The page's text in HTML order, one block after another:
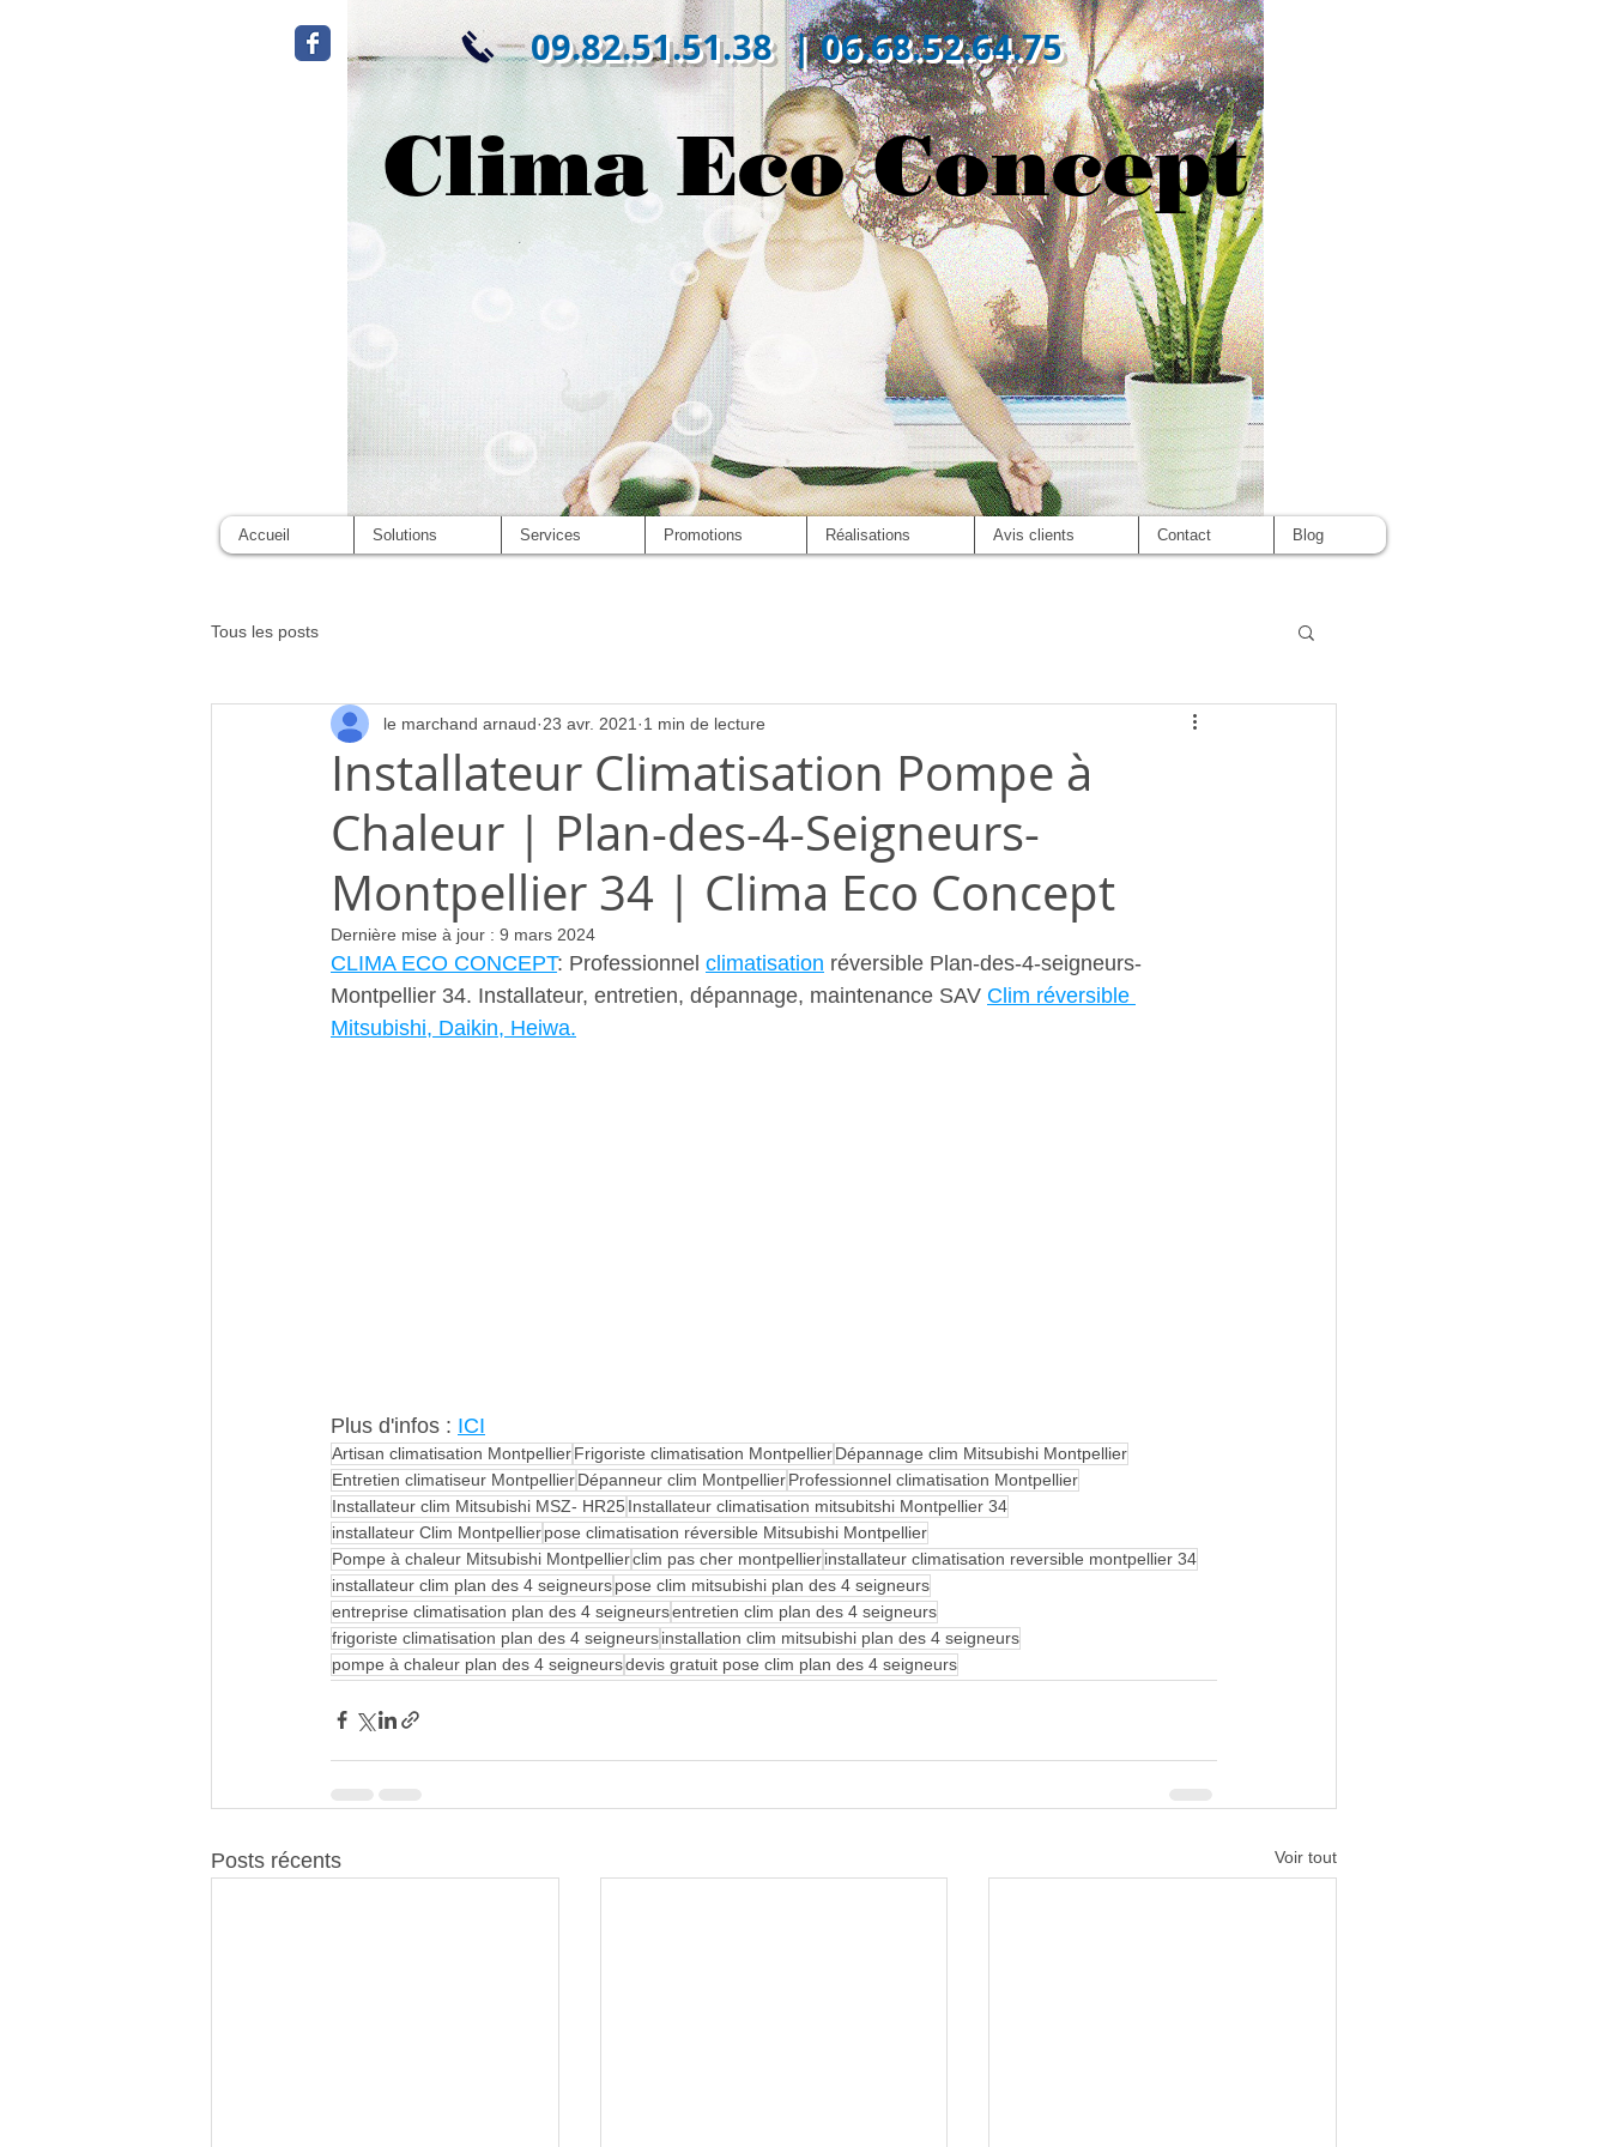
09.82.51.51.38 | 06.68.52.64.75
Clima Eco Concept
Accueil Solutions Services Promotions Réalisations Avis clients Contact Blog
Tous les posts
Installateur Climatisation Pompe à
Chaleur | Plan-des-4-Seigneurs-
Montpellier 34 | Clima Eco Concept
le marchand arnaud 23 avr. 2021 1 min de lecture
Dernière mise à jour : 9 mars 2024
CLIMA ECO CONCEPT: Professionnel climatisation réversible Plan-des-4-seigneurs-
Montpellier 34. Installateur, entretien, dépannage, maintenance SAV Clim réversible
Mitsubishi, Daikin, Heiwa.
Plus d'infos : ICI
Artisan climatisation MontpellierFrigoriste climatisation MontpellierDépannage clim Mitsubishi Montpellier
Entretien climatiseur MontpellierDépanneur clim MontpellierProfessionnel climatisation Montpellier
Installateur clim Mitsubishi MSZ- HR25Installateur climatisation mitsubitshi Montpellier 34
installateur Clim Montpellierpose climatisation réversible Mitsubishi Montpellier
Pompe à chaleur Mitsubishi Montpellierclim pas cher montpellierinstallateur climatisation reversible montpellier 34
installateur clim plan des 4 seigneurspose clim mitsubishi plan des 4 seigneurs
entreprise climatisation plan des 4 seigneursentretien clim plan des 4 seigneurs
frigoriste climatisation plan des 4 seigneursinstallation clim mitsubishi plan des 4 seigneurs
pompe à chaleur plan des 4 seigneursdevis gratuit pose clim plan des 4 seigneurs
Posts récents Voir tout